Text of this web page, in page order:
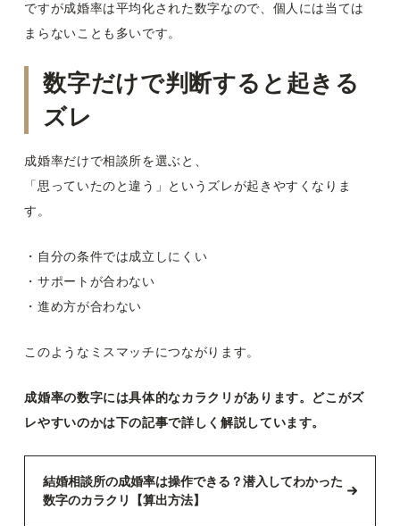
ですが成婚率は平均化された数字なので、個人には当ては
まらないことも多いです。
数字だけで判断すると起きる
ズレ
成婚率だけで相談所を選ぶと、
「思っていたのと違う」というズレが起きやすくなりま
す。
・自分の条件では成立しにくい
・サポートが合わない
・進め方が合わない
このようなミスマッチにつながります。
成婚率の数字には具体的なカラクリがあります。どこがズ
レやすいのかは下の記事で詳しく解説しています。
結婚相談所の成婚率は操作できる？潜入してわかった
数字のカラクリ【算出方法】